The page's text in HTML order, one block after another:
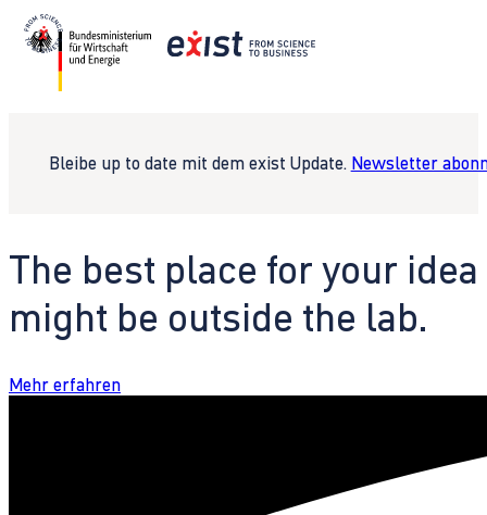
Bleibe up to date mit dem exist Update. Newsletter
The best place for your idea
might be outside the lab.
Mehr erfahren